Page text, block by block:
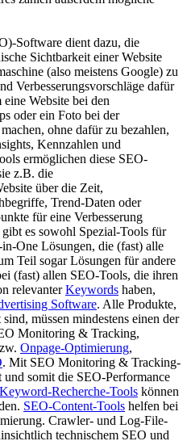
Software dient dazu, die
Sichtbarkeit einer Website
(also meistens Google) zu
Verbesserungsvorschläge dafür
Website bei den
oder ein Foto bei der
ohne dafür zu bezahlen,
Kennzahlen und
ermöglichen diese SEO-
z.B. die
über die Zeit,
Trend-Daten oder
für eine Verbesserung
es sowohl Spezial-Tools für
One Lösungen, die (fast) alle
Teil sogar Lösungen für andere
(fast) allen SEO-Tools, die ihren
relevanterKeywords haben,
Software. Alle Produkte,
müssen mindestens einen der
Monitoring & Tracking,
Onpage-Optimierung,
. Mit SEO Monitoring & Tracking-
somit die SEO-Performance
Keyword-Recherche-Tools können
SEO-Content-Tools helfen bei
Crawler- und Log-File-
technischem SEO und